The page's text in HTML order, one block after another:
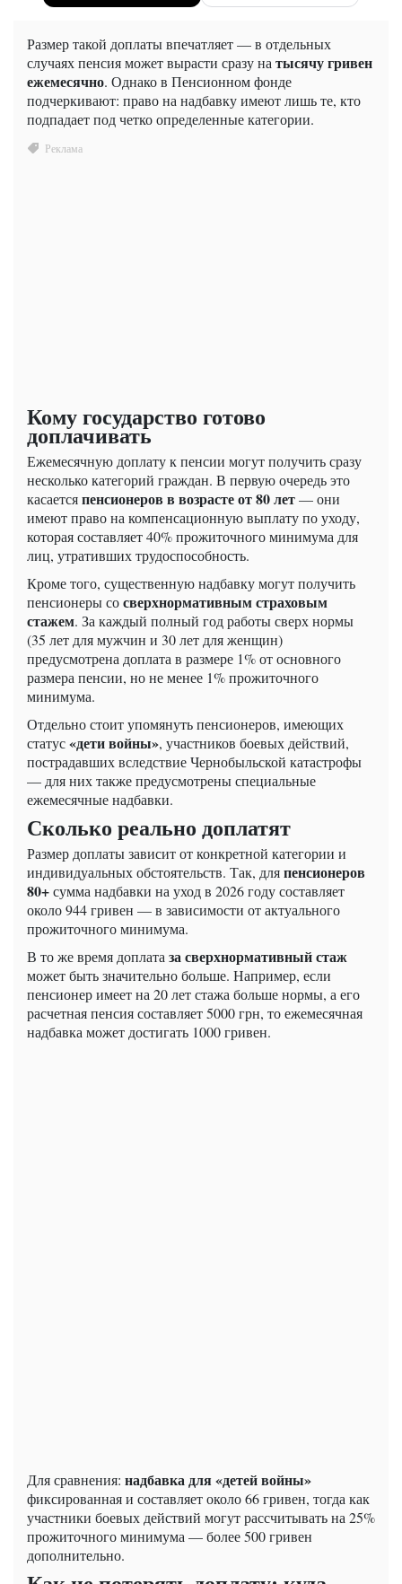
Размер такой доплаты впечатляет — в отдельных
случаях пенсия может вырасти сразу на тысячу гривен
ежемесячно. Однако в Пенсионном фонде
подчеркивают: право на надбавку имеют лишь те, кто
подпадает под четко определенные категории.
Кому государство готово
доплачивать
Ежемесячную доплату к пенсии могут получить сразу
несколько категорий граждан. В первую очередь это
касаетсяпенсионеров в возрасте от 80 лет— они
имеют право на компенсационную выплату по уходу,
которая составляет 40% прожиточного минимума для
лиц, утративших трудоспособность.
Кроме того, существенную надбавку могут получить
пенсионеры сосверхнормативным страховым
стажем. За каждый полный год работы сверх нормы
(35 лет для мужчин и 30 лет для женщин)
предусмотрена доплата в размере 1% от основного
размера пенсии, но не менее 1% прожиточного
минимума.
Отдельно стоит упомянуть пенсионеров, имеющих
статус«дети войны», участников боевых действий,
пострадавших вследствие Чернобыльской катастрофы
— для них также предусмотрены специальные
ежемесячные надбавки.
Сколько реально доплатят
Размер доплаты зависит от конкретной категории и
индивидуальных обстоятельств. Так, дляпенсионеров
80+сумма надбавки на уход в 2026 году составляет
около 944 гривен — в зависимости от актуального
прожиточного минимума.
В то же время доплата за сверхнормативный стаж
может быть значительно больше. Например, если
пенсионер имеет на 20 лет стажа больше нормы, а его
расчетная пенсия составляет 5000 грн, то ежемесячная
надбавка может достигать 1000 гривен.
Для сравнения: надбавка для «детей войны»
фиксированная и составляет около 66 гривен, тогда как
участники боевых действий могут рассчитывать на 25%
прожиточного минимума — более 500 гривен
дополнительно.